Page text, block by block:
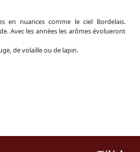
en nuances comme le ciel Bordelais.
Avec les années les arômes évolueront
de volaille ou de lapin.